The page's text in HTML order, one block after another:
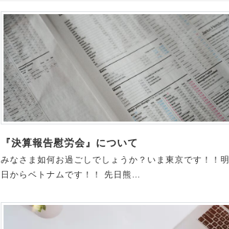
『決算報告慰労会』について
みなさま如何お過ごしでしょうか？いま東京です！！明
日からベトナムです！！ 先日熊…